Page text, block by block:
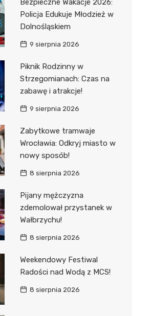
Bezpieczne Wakacje 2026:
Policja Edukuje Młodzież w
Dolnośląskiem
9 sierpnia 2026
Piknik Rodzinny w
Strzegomianach: Czas na
zabawę i atrakcje!
9 sierpnia 2026
Zabytkowe tramwaje
Wrocławia: Odkryj miasto w
nowy sposób!
8 sierpnia 2026
Pijany mężczyzna
zdemolował przystanek w
Wałbrzychu!
8 sierpnia 2026
Weekendowy Festiwal
Radości nad Wodą z MCS!
8 sierpnia 2026